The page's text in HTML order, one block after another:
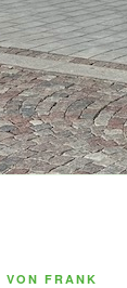
VON FRANK